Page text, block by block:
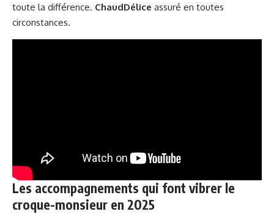
toute la différence. ChaudDélice assuré en toutes
circonstances.
Les accompagnements qui font vibrer le
croque-monsieur en 2025